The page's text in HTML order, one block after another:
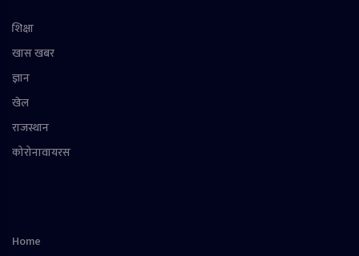
शिक्षा
खास खबर
ज्ञान
खेल
राजस्थान
कोरोनावायरस
Home